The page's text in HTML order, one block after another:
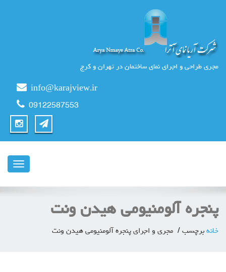
مجری طراحی و اجرای نمای ساختمان در تهران و کرج
info@karajview.ir
09122587553
ناوبری
پنجره آلومنیومی هیدن ونت
خانه برچسب مجری و اجرای پنجره آلومنیومی هیدن ونت